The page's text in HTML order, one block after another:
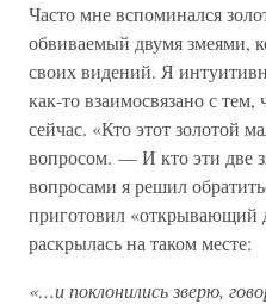
Часто мне вспоминался
обвиваемый двумя змеями,
своих видений. Я
как-то взаимосвязано с
сейчас. «Кто этот золотой
вопросом. — И кто эти две
вопросами я решил
приготовил «открывающий
раскрылась на таком месте:
«…и поклонились зверю,